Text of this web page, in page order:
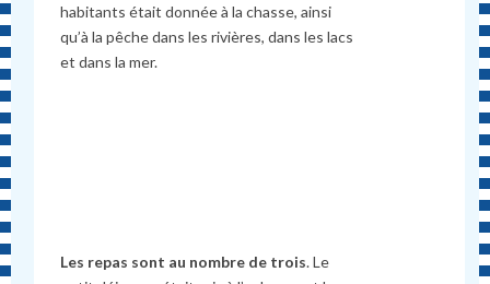
habitants était donnée à la chasse, ainsi
qu’à la pêche dans les rivières, dans les lacs
et dans la mer.
Les repas sont au nombre de trois. Le